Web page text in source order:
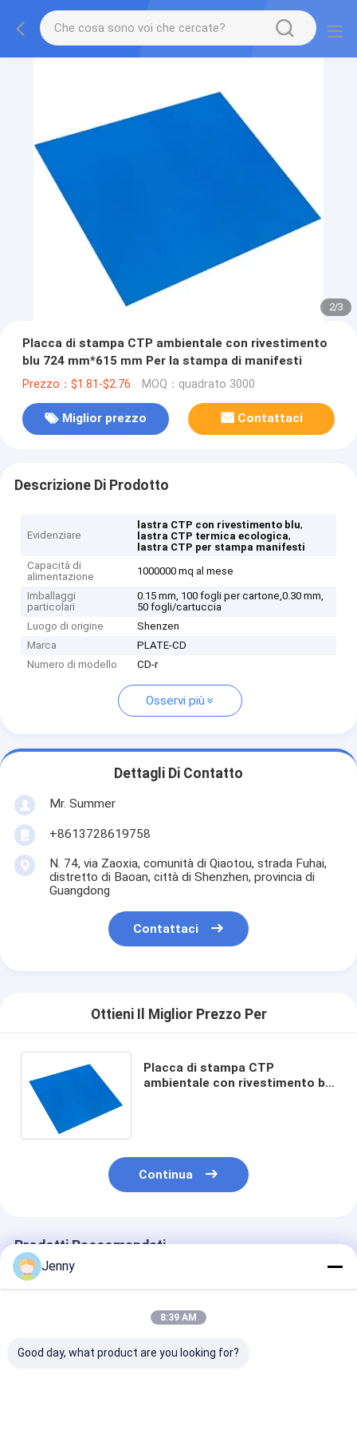
2/3
Placca di stampa CTP ambientale con rivestimento
blu 724 mm*615 mm Per la stampa di manifesti
Prezzo：$1.81-$2.76 MOQ：quadrato 3000
Miglior prezzo Contattaci
Descrizione Di Prodotto
Evidenziare
lastra CTP con rivestimento blu,
lastra CTP termica ecologica,
lastra CTP per stampa manifesti
Capacità di
alimentazione
1000000 mq al mese
Imballaggi
particolari
0.15 mm, 100 fogli per cartone,0.30 mm,
50 fogli/cartuccia
Luogo di origine
Shenzen
Marca
PLATE-CD
Numero di modello
CD-r
Osservi più
Dettagli Di Contatto
Mr. Summer
+8613728619758
N. 74, via Zaoxia, comunità di Qiaotou, strada Fuhai,
distretto di Baoan, città di Shenzhen, provincia di
Guangdong
Contattaci
Ottieni Il Miglior Prezzo Per
Placca di stampa CTP
ambientale con rivestimento blu
Continua
Prodotti Raccomandati
Jenny
8:39 AM
Good day, what product are you looking for?